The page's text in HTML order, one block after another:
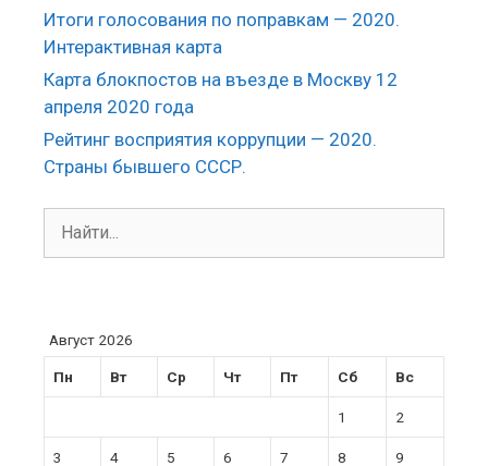
Итоги голосования по поправкам — 2020.
Интерактивная карта
Карта блокпостов на въезде в Москву 12
апреля 2020 года
Рейтинг восприятия коррупции — 2020.
Страны бывшего СССР.
Поиск:
Август 2026
Пн Вт Ср Чт Пт Сб Вс
1 2
3 4 5 6 7 8 9